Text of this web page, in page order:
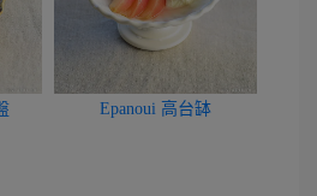
Epanoui 高台缽